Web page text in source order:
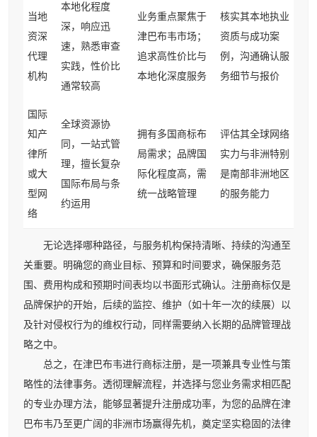
当地
资深
代理
机构
本地化程度
深，响应迅
速，熟悉审查
实践，性价比
通常较高
业务重点聚焦于
津巴布韦市场；
追求高性价比与
本地化深度服务
核实其本地执业
资质与成功案
例，沟通确认服
务细节与报价
国际
知产
律所
或大
型网
络
全球资源协
同，一站式管
理，擅长复杂
国际布局与条
约运用
拥有多国商标布
局需求；品牌国
际化程度高，需
统一战略管理
评估其全球网络
实力与非洲特别
是南部非洲地区
的服务能力
无论选择哪种路径，与服务机构保持清晰、持续的沟通至
关重要。明确您的商业目标、预算和时间要求，确保服务范
围、费用构成和预期时间表均以书面形式确认。注册商标仅是
品牌保护的开始，后续的监控、维护（如十年一次的续展）以
及针对侵权行为的维权行动，同样需要纳入长期的品牌管理战
略之中。
总之，在津巴布韦进行商标注册，是一项兼具专业性与策
略性的法律事务。透彻理解流程，并选择与您业务需求相匹配
的专业办理方法，能够显著提升注册成功率，为您的品牌在津
巴布韦乃至更广阔的非洲市场赢得先机，奠定坚实稳固的法律